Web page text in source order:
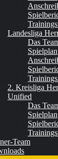
Landesliga
Das
Spielplan
2. Kreisliga
Unified
Das
Spielplan
Team